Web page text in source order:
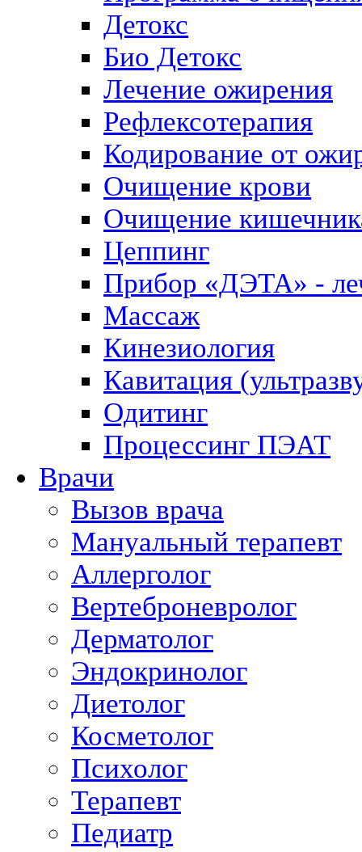
Детокс
Био Детокс
Лечение ожирения
Рефлексотерапия
Кодирование от
Очищение крови
Очищение
Цеппинг
Прибор «ДЭТА» -
Массаж
Кинезиология
Кавитация
Одитинг
Процессинг ПЭАТ
Врачи
Вызов врача
Мануальный терапевт
Аллерголог
Вертеброневролог
Дерматолог
Эндокринолог
Диетолог
Косметолог
Психолог
Терапевт
Педиатр